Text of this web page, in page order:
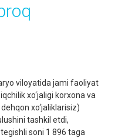
viloyatida jami faoliyat
xo‘jaligi korxona va
xo‘jaliklarisiz)
tashkil etdi,
soni 1 896 taga